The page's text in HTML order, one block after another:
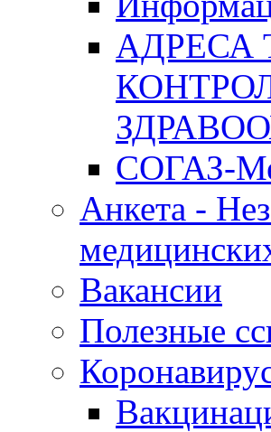
АДРЕСА
СОГАЗ-
Анкета -
Вакансии
Полезные